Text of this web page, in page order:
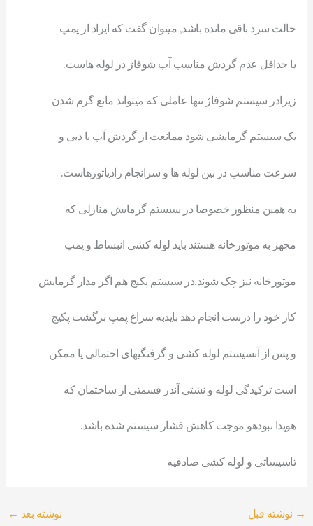
حالت سرد باقی مانده باشد, میتوان گفت که ایراد از پمپ
یا حداقل عدم گردش مناسب آب شوفاژ در لوله هاست.
زیرادر سیستم شوفاژ تنها عاملی که میتواند مانع گرم شدن
یک سیستم گرمایشی شود ممانعت از گردش آب با دبی و
سرعت مناسب در بین لوله ها و سرانجام رادیاتورهاست.
به همین منظور خصوصا در سیستم گرمایش منازلی که
مجهز به موتورخانه هستند باید لوله کشی انبساط و پمپ
موتورخانه نیز چک شوند.در سیستم پکیج هم اگر مدار گرمایش
کار خود را درست انجام دهد بایدبه سراغ پمپ برگشت پکیج
و پس از آنسیستم لوله کشی و گرفتگیهای احتمالی یا ممکن
است ترکیدگی لوله و نشتی آندر قسمتی از ساختمان که
هویدا نبودهو موجب کاهش فشار سیستم شده باشد.
تاسیساتی و لوله کشی صادقیه
→ نوشته قبل نوشته بعد ←